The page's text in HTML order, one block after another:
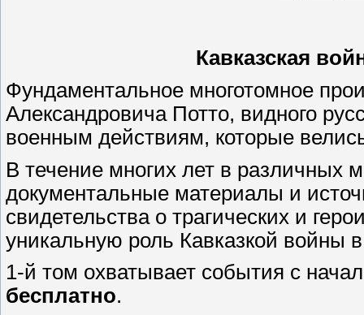
Кавказская
Фундаментальное многотомное
Александровича Потто, видного
военным действиям, которые
В течение многих лет в различных
документальные материалы и
свидетельства о трагических и
уникальную роль Кавказкой войны
1-й том охватывает события с
бесплатно.